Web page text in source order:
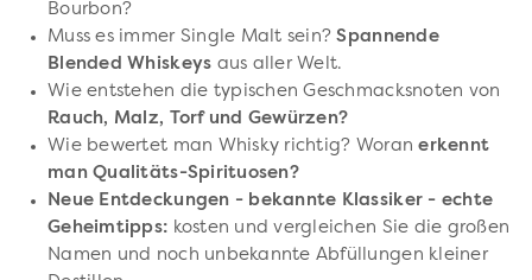
Bourbon?
Muss es immer Single Malt sein?Spannende
Blended Whiskeys aus aller Welt.
Wie entstehen die typischen Geschmacksnoten von
Rauch, Malz, Torf und Gewürzen?
Wie bewertet man Whisky richtig? Woranerkennt
man Qualitäts-Spirituosen?
Neue Entdeckungen - bekannte Klassiker - echte
Geheimtipps: kosten und vergleichen Sie die großen
Namen und noch unbekannte Abfüllungen kleiner